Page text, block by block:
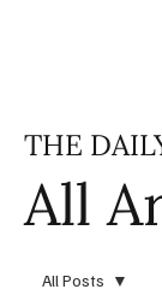
All
THE
All Posts